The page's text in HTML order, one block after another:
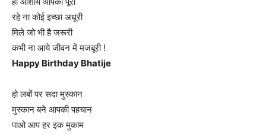
रहे ना कोई इच्छा अधूरी
मिले जो भी है जरूरी
कभी ना आये जीवन में मजबूरी !
Happy Birthday Bhatije
हो लबों पर सदा मुस्कान
मुस्कान बने आपकी पहचान
पाओ आप हर इक मुकाम